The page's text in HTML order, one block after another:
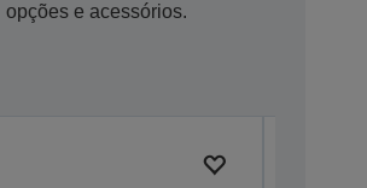
opções e acessórios.